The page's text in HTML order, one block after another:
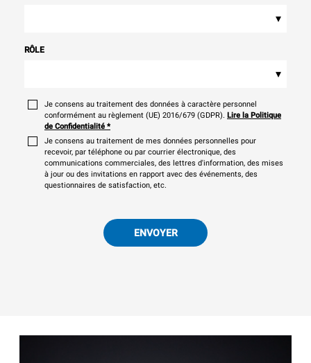
▾
RÔLE
▾
Je consens au traitement des données à caractère personnel
conformément au règlement (UE) 2016/679 (GDPR). Lire la Politique
de Confidentialité *
Je consens au traitement de mes données personnelles pour
recevoir, par téléphone ou par courrier électronique, des
communications commerciales, des lettres d'information, des mises
à jour ou des invitations en rapport avec des événements, des
questionnaires de satisfaction, etc.
ENVOYER